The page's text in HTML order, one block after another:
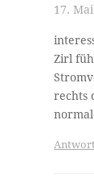
17.
Zirl
rechts